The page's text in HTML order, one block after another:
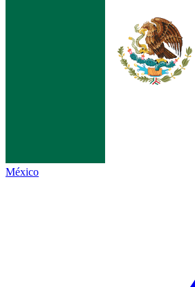
México